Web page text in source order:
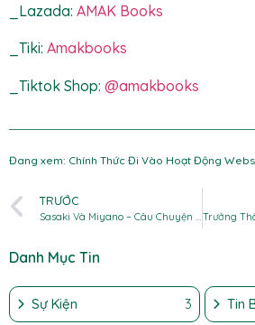
_Lazada: AMAK Books
_Tiki: Amakbooks
_Tiktok Shop: @amakbooks
Đang xem: Chính Thức Đi Vào Hoạt Động
TRƯỚC
Sasaki Và Miyano – Câu Chuyện Đời Thường Của Một Chàng Trai Mới Lớn
Danh Mục Tin
Sự Kiện 3 Tin